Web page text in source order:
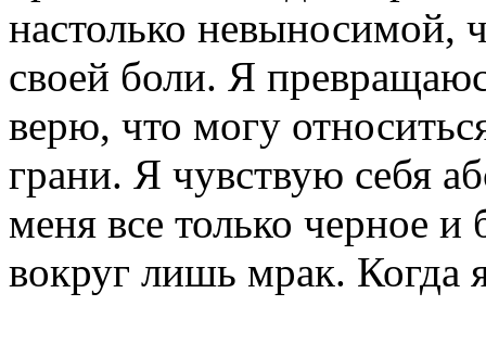
настолько невыносимой,
своей боли. Я
верю, что могу
грани. Я чувствую себя
меня все только черное
вокруг лишь мрак. Когда